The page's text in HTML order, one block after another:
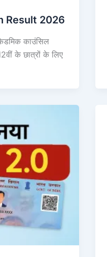
Result 2026
काउंसिल
के छात्रों के लिए